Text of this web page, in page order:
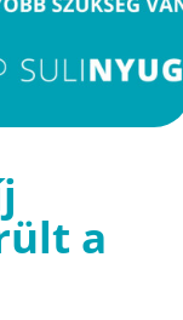
a